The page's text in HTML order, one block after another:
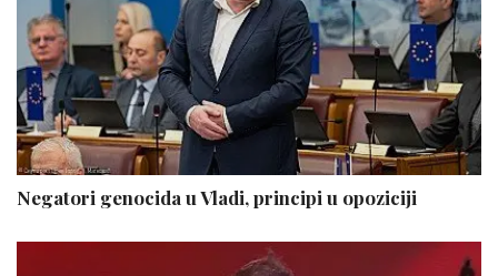
Negatori genocida u Vladi, principi u opoziciji